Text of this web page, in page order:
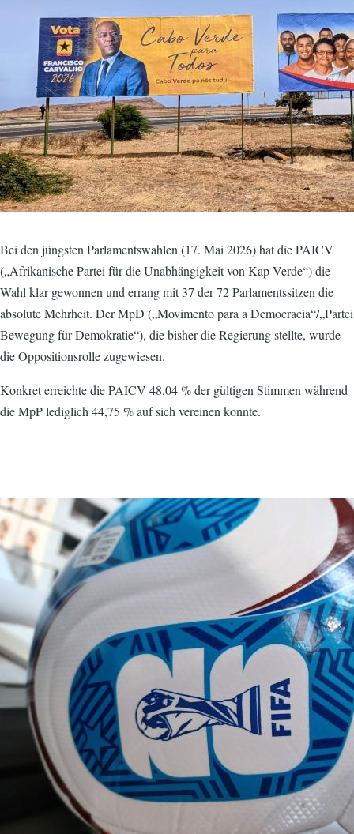
Bei den jüngsten Parlamentswahlen (17. Mai 2026) hat die PAICV
(„Afrikanische Partei für die Unabhängigkeit von Kap Verde“) die
Wahl klar gewonnen und errang mit 37 der 72 Parlamentssitzen die
absolute Mehrheit. Der MpD („Movimento para a Democracia“/„Partei
Bewegung für Demokratie“), die bisher die Regierung stellte, wurde
die Oppositionsrolle zugewiesen.
Konkret erreichte die PAICV 48,04 % der gültigen Stimmen während
die MpP lediglich 44,75 % auf sich vereinen konnte.